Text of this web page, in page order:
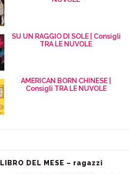
SU UN RAGGIO DI SOLE | Consigli
TRA LE NUVOLE
AMERICAN BORN CHINESE |
Consigli TRA LE NUVOLE
LIBRO DEL MESE – ragazzi